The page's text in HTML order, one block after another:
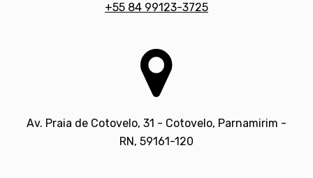
+55 84 99123-3725

Av. Praia de Cotovelo, 31 - Cotovelo, Parnamirim -
RN, 59161-120